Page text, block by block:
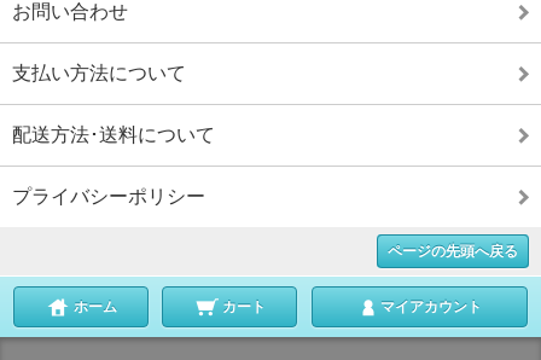
お問い合わせ
支払い方法について
配送方法･送料について
プライバシーポリシー
ページの先頭へ戻る
ホーム カート マイアカウント